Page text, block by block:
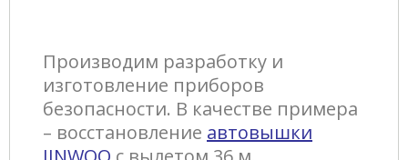
Производим разработку и
изготовление приборов
безопасности. В качестве примера
– восстановление автовышки